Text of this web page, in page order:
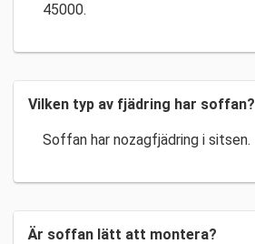
45000.
Vilken typ av fjädring har soffan?
Soffan har nozagfjädring i sitsen.
Är soffan lätt att montera?